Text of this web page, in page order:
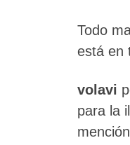
Todo
está en
volavi
para la